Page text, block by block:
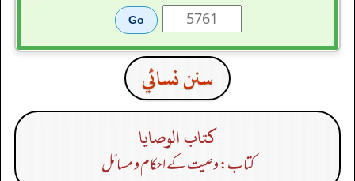
سنن نسائي
كتاب الوصايا
کتاب: وصیت کے احکام و مسائل